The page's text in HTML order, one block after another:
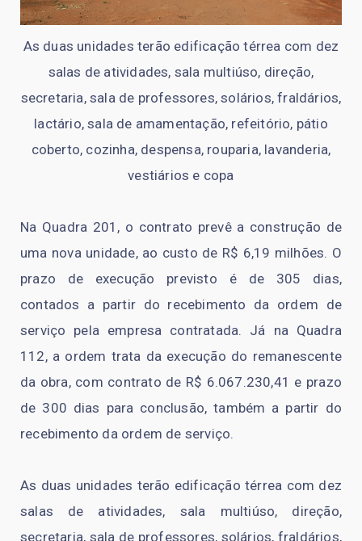
As duas unidades terão edificação térrea com dez
salas de atividades, sala multiúso, direção,
secretaria, sala de professores, solários, fraldários,
lactário, sala de amamentação, refeitório, pátio
coberto, cozinha, despensa, rouparia, lavanderia,
vestiários e copa
Na Quadra 201, o contrato prevê a construção de
uma nova unidade, ao custo de R$ 6,19 milhões. O
prazo de execução previsto é de 305 dias,
contados a partir do recebimento da ordem de
serviço pela empresa contratada. Já na Quadra
112, a ordem trata da execução do remanescente
da obra, com contrato de R$ 6.067.230,41 e prazo
de 300 dias para conclusão, também a partir do
recebimento da ordem de serviço.
As duas unidades terão edificação térrea com dez
salas de atividades, sala multiúso, direção,
secretaria, sala de professores, solários, fraldários,